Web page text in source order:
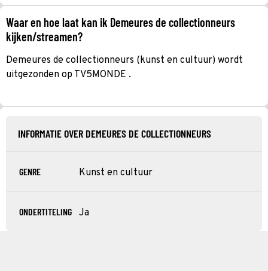
Waar en hoe laat kan ik Demeures de collectionneurs
kijken/streamen?
Demeures de collectionneurs (kunst en cultuur) wordt
uitgezonden op TV5MONDE .
INFORMATIE OVER DEMEURES DE COLLECTIONNEURS
GENRE Kunst en cultuur
ONDERTITELING Ja